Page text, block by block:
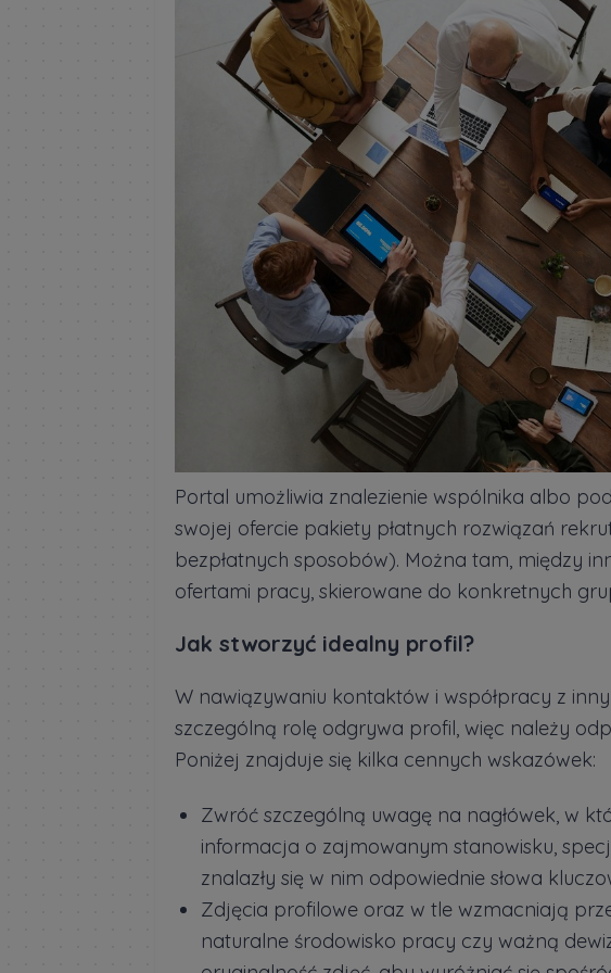
Portal umożliwia znalezienie wspólnika albo
swojej ofercie pakiety płatnych rozwiązań
bezpłatnych sposobów). Można tam, między
ofertami pracy, skierowane do konkretnych
Jak stworzyć idealny profil?
W nawiązywaniu kontaktów i współpracy z
szczególną rolę odgrywa profil, więc należy
Poniżej znajduje się kilka cennych wskazówek:
Zwróć szczególną uwagę na nagłówek, w
informacja o zajmowanym stanowisku,
znalazły się w nim odpowiednie słowa
Zdjęcia profilowe oraz w tle wzmacniają
naturalne środowisko pracy czy ważną